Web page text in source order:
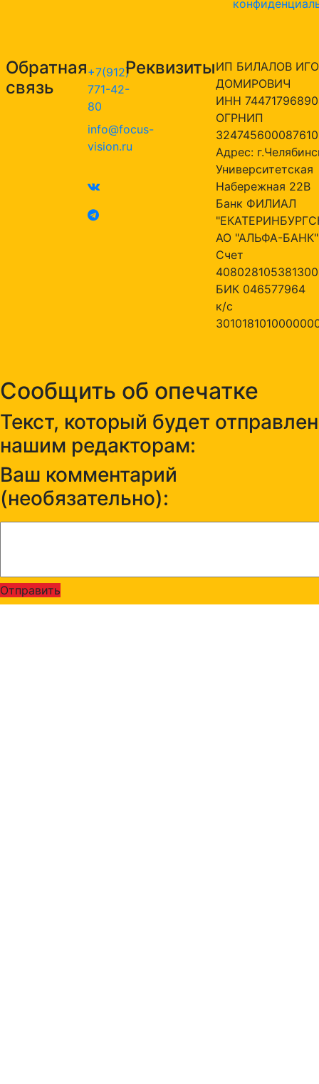
Обратная
связь
+7(912)
771-42-
80
info@focus-
vision.ru
РеквизитыИП БИЛАЛОВ
ДОМИРОВИЧ
ИНН
ОГРНИП
324745600087610
Адрес:
Университетская
Набережная 22В
Банк ФИЛИАЛ
АО "АЛЬФА-БАНК"
Счет
БИК 046577964
к/с
Сообщить об опечатке
Текст, который будет отправлен
нашим редакторам:
Ваш комментарий
(необязательно):
Отправить